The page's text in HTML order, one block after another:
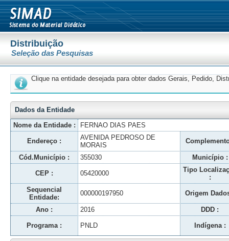
Distribuição
Seleção das Pesquisas
Clique na entidade desejada para obter dados Gerais, Pedido,
Dados da Entidade
Nome da Entidade :
FERNAO DIAS PAES
Endereço :
AVENIDA PEDROSO DE
MORAIS
Cód.Município : 355030 Município :
CEP : 05420000
Tipo
:
Sequencial
Entidade:
000000197950 Origem
Ano : 2016 DDD :
Programa : PNLD Indígena :